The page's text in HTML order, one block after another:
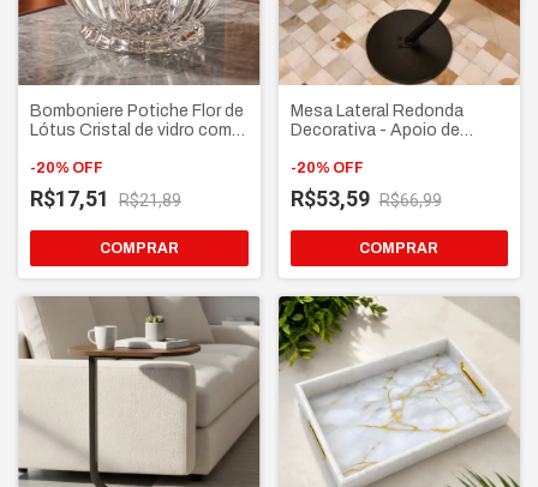
Bomboniere Potiche Flor de
Lótus Cristal de vidro com
Baleiro Açucareiro
decorativo luxo
-20% OFF
R$17,51 R$21,89
COMPRAR
Mesa Lateral Redonda
Decorativa - Apoio de
estilo industrial
-20% OFF
R$53,59 R$66,99
COMPRAR